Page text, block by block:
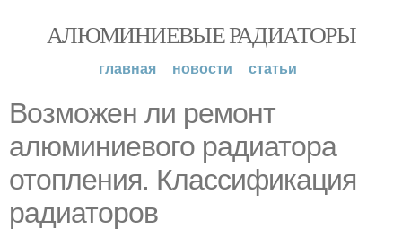
АЛЮМИНИЕВЫЕ РАДИАТОРЫ
главная новости статьи
Возможен ли ремонт
алюминиевого радиатора
отопления. Классификация
радиаторов